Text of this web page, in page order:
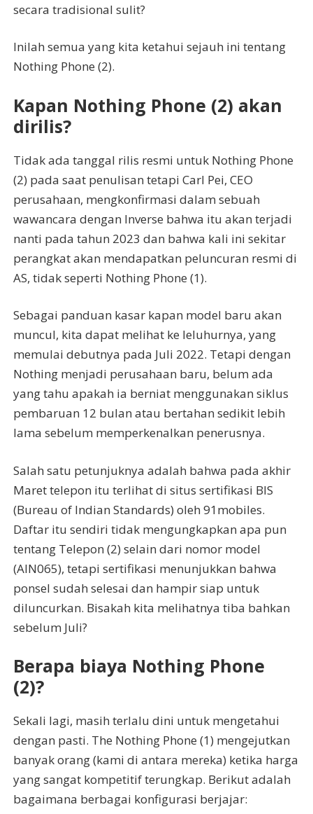
secara tradisional sulit?
Inilah semua yang kita ketahui sejauh ini tentang
Nothing Phone (2).
Kapan Nothing Phone (2) akan
dirilis?
Tidak ada tanggal rilis resmi untuk Nothing Phone
(2) pada saat penulisan tetapi Carl Pei, CEO
perusahaan, mengkonfirmasi dalam sebuah
wawancara dengan Inverse bahwa itu akan terjadi
nanti pada tahun 2023 dan bahwa kali ini sekitar
perangkat akan mendapatkan peluncuran resmi di
AS, tidak seperti Nothing Phone (1).
Sebagai panduan kasar kapan model baru akan
muncul, kita dapat melihat ke leluhurnya, yang
memulai debutnya pada Juli 2022. Tetapi dengan
Nothing menjadi perusahaan baru, belum ada
yang tahu apakah ia berniat menggunakan siklus
pembaruan 12 bulan atau bertahan sedikit lebih
lama sebelum memperkenalkan penerusnya.
Salah satu petunjuknya adalah bahwa pada akhir
Maret telepon itu terlihat di situs sertifikasi BIS
(Bureau of Indian Standards) oleh 91mobiles.
Daftar itu sendiri tidak mengungkapkan apa pun
tentang Telepon (2) selain dari nomor model
(AIN065), tetapi sertifikasi menunjukkan bahwa
ponsel sudah selesai dan hampir siap untuk
diluncurkan. Bisakah kita melihatnya tiba bahkan
sebelum Juli?
Berapa biaya Nothing Phone
(2)?
Sekali lagi, masih terlalu dini untuk mengetahui
dengan pasti. The Nothing Phone (1) mengejutkan
banyak orang (kami di antara mereka) ketika harga
yang sangat kompetitif terungkap. Berikut adalah
bagaimana berbagai konfigurasi berjajar: